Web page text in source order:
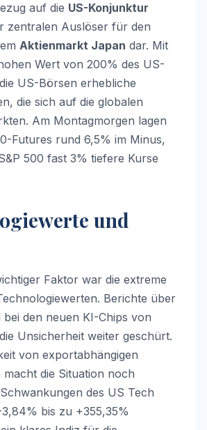
auf die US-Konjunktur
zentralen Auslöser für den
Aktienmarkt Japan dar. Mit
Wert von 200% des US-
US-Börsen erhebliche
die sich auf die globalen
Am Montagmorgen lagen
Futures rund 6,5% im Minus,
500 fast 3% tiefere Kurse
und
Faktor war die extreme
Berichte über
bei den neuen KI-Chips von
Unsicherheit weiter geschürt.
von exportabhängigen
die Situation noch
des US Tech
bis zu +355,35%